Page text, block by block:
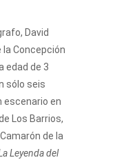
David
la Concepción
edad de 3
sólo seis
escenario en
Los Barrios,
de la
Leyenda del